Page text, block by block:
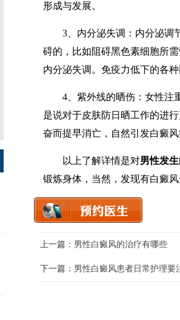
形成与发展。
3、内分泌失调：内分泌调节
碍的，比如阻碍黑色素细胞所
内分泌失调。免疫力低下的各种
4、紫外线的晒伤：女性注重
是说对于皮肤防日晒工作的进
奋而提早消亡，自然引发白癜风
以上了解详情是对男性发
锻炼身体，当然，发现有白癜
上一篇： 男性白癜风的治疗有哪些
下一篇： 男性白癜风患者日常护理要